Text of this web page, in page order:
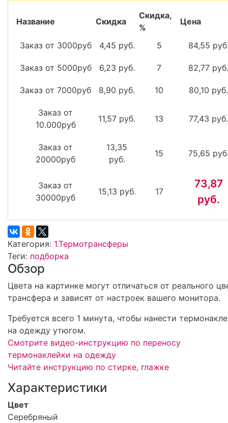
Название Скидка
Скидка,
%
Цена
Заказ от 3000руб 4,45 руб. 5 84,55
Заказ от 5000руб 6,23 руб. 7 82,77 руб.
Заказ от 7000руб 8,90 руб. 10 80,10 руб.
Заказ от
10.000руб
11,57 руб. 13 77,43 руб.
Заказ от
20000руб
13,35
руб.
15 75,65
Заказ от
30000руб
15,13 руб. 17
73,87
руб.
Категория: 1.Термотрансферы
Теги: подборка
Обзор
Цвета на картинке могут отличаться от реального
трансфера и зависят от настроек вашего монитора.
Требуется всего 1 минута, чтобы нанести
на одежду утюгом.
Смотрите видео-инструкцию по переносу
термонаклейки на одежду
Читайте инструкцию по стирке, глажке
Характеристики
Цвет
Серебряный